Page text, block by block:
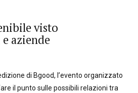
visto
aziende
di Bgood, l’evento organizzato
il punto sulle possibili relazioni tra